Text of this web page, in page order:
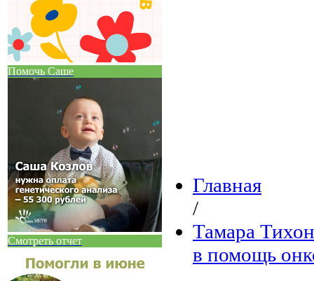
Помочь Саше
Смотреть отчет
Главная
/
Тамара
в помощь